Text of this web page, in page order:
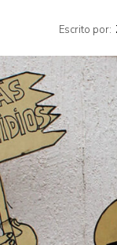
Escrito por: